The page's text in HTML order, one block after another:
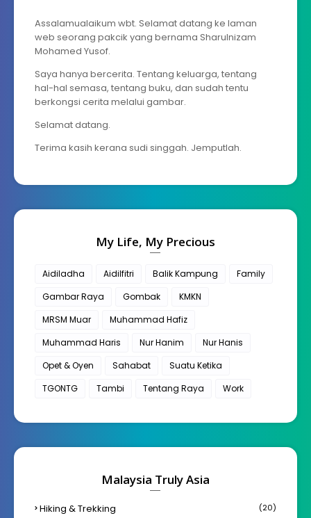
Assalamualaikum wbt. Selamat datang ke laman
web seorang pakcik yang bernama Sharulnizam
Mohamed Yusof.
Saya hanya bercerita. Tentang keluarga, tentang
hal-hal semasa, tentang buku, dan sudah tentu
berkongsi cerita melalui gambar.
Selamat datang.
Terima kasih kerana sudi singgah. Jemputlah.
My Life, My Precious
Aidiladha Aidilfitri Balik Kampung
Family
Gambar Raya
Gombak
KMKN
MRSM Muar
Muhammad Hafiz
Muhammad Haris
Nur Hanim
Nur Hanis
Opet & Oyen
Sahabat
Suatu Ketika
TGONTG
Tambi Tentang Raya Work
Malaysia Truly Asia
Hiking & Trekking (20)